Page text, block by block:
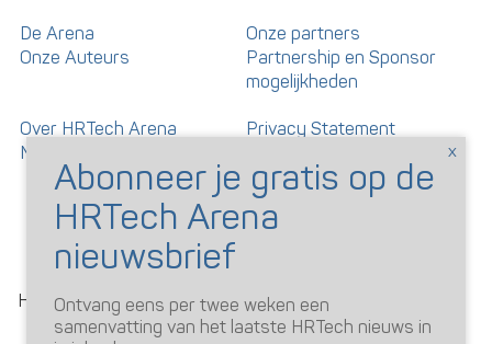
De Arena
Onze Auteurs
Onze partners
Partnership en Sponsor
mogelijkheden
Over HRTech Arena
Nieuwsbrief
Privacy Statement
Gedragscode artikelen en
reacties
HRTechArena 2026
Ontvang eens per twee weken een
samenvatting van het laatste HRTech nieuws in